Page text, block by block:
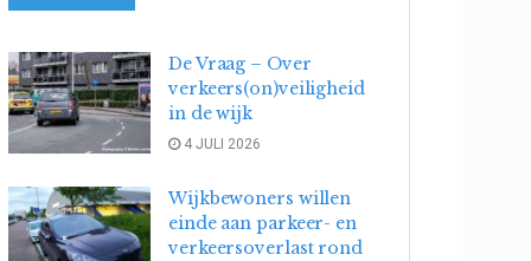
De Vraag – Over
verkeers(on)veiligheid
in de wijk
4 JULI 2026
Wijkbewoners willen
einde aan parkeer- en
verkeersoverlast rond